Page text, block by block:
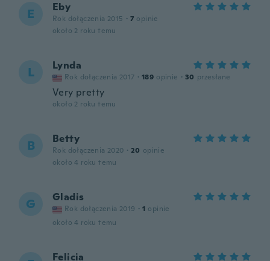
E Eby
Rok dołączenia 2015 · 7 opinie
około 2 roku temu
L Lynda
Rok dołączenia 2017 · 189 opinie · 30 przesłane
Very pretty
około 2 roku temu
B Betty
Rok dołączenia 2020 · 20 opinie
około 4 roku temu
G Gladis
Rok dołączenia 2019 · 1 opinie
około 4 roku temu
Felicia